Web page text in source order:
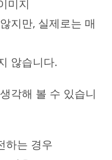
지만, 실제로는 매
않습니다.
각해 볼 수 있습니
하는 경우